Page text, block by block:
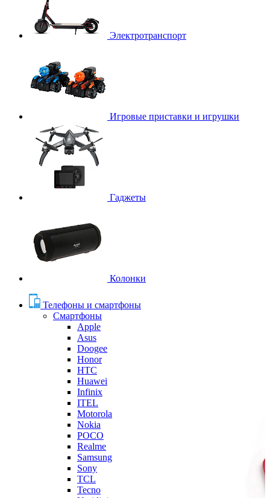
Электротранспорт
Игровые приставки и игрушки
Гаджеты
Колонки
Телефоны и смартфоны
Смартфоны
Apple
Asus
Doogee
Honor
HTC
Huawei
Infinix
ITEL
Motorola
Nokia
POCO
Realme
Samsung
Sony
TCL
Tecno